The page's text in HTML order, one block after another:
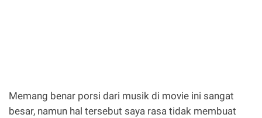
Memang benar porsi dari musik di movie ini sangat
besar, namun hal tersebut saya rasa tidak membuat